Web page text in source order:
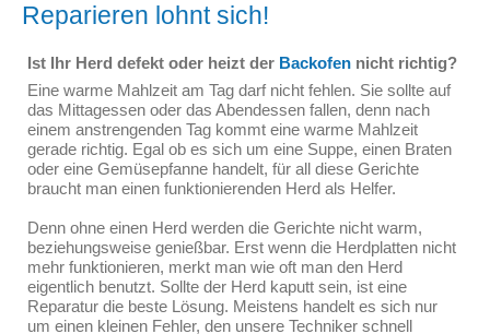
Reparieren lohnt sich!
Ist Ihr Herd defekt oder heizt der Backofen nicht richtig?
Eine warme Mahlzeit am Tag darf nicht fehlen. Sie sollte auf
das Mittagessen oder das Abendessen fallen, denn nach
einem anstrengenden Tag kommt eine warme Mahlzeit
gerade richtig. Egal ob es sich um eine Suppe, einen Braten
oder eine Gemüsepfanne handelt, für all diese Gerichte
braucht man einen funktionierenden Herd als Helfer.
Denn ohne einen Herd werden die Gerichte nicht warm,
beziehungsweise genießbar. Erst wenn die Herdplatten nicht
mehr funktionieren, merkt man wie oft man den Herd
eigentlich benutzt. Sollte der Herd kaputt sein, ist eine
Reparatur die beste Lösung. Meistens handelt es sich nur
um einen kleinen Fehler, den unsere Techniker schnell